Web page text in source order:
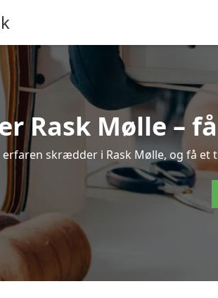
Rask Mølle –
erfaren skrædder i Rask Mølle, og få